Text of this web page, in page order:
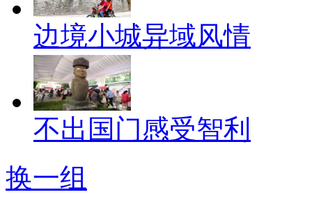
边境小城异域风情
不出国门感受智利
换一组